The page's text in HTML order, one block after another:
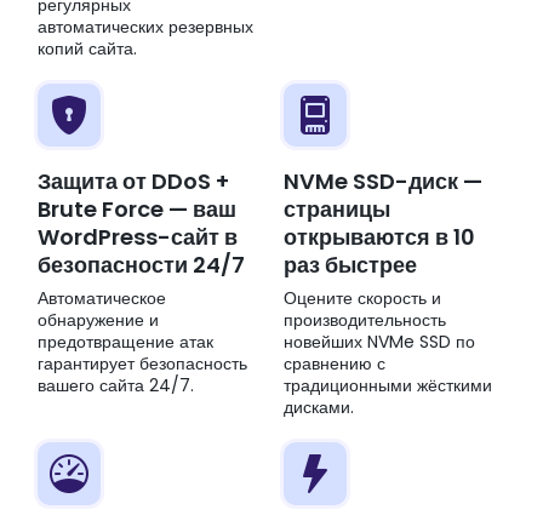
регулярных
автоматических резервных
копий сайта.
Защита от DDoS +
Brute Force — ваш
WordPress-сайт в
безопасности 24/7
Автоматическое
обнаружение и
предотвращение атак
гарантирует безопасность
вашего сайта 24/7.
NVMe SSD-диск —
страницы
открываются в 10
раз быстрее
Оцените скорость и
производительность
новейших NVMe SSD по
сравнению с
традиционными жёсткими
дисками.